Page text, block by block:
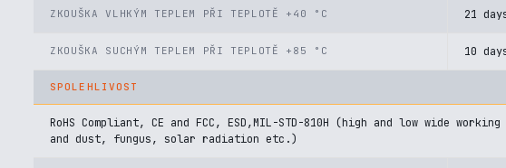
ZKOUŠKA VLHKÝM TEPLEM PŘI TEPLOTĚ +40 °C 21
ZKOUŠKA SUCHÝM TEPLEM PŘI TEPLOTĚ +85 °C 10
SPOLEHLIVOST
RoHS Compliant, CE and FCC, ESD,MIL-STD-810H (high and low wide
and dust, fungus, solar radiation etc.)